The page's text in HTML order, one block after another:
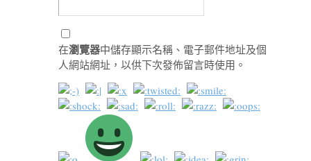
在瀏覽器中儲存顯示名稱、電子郵件地址及個
人網站網址，以供下次發佈留言時使用。